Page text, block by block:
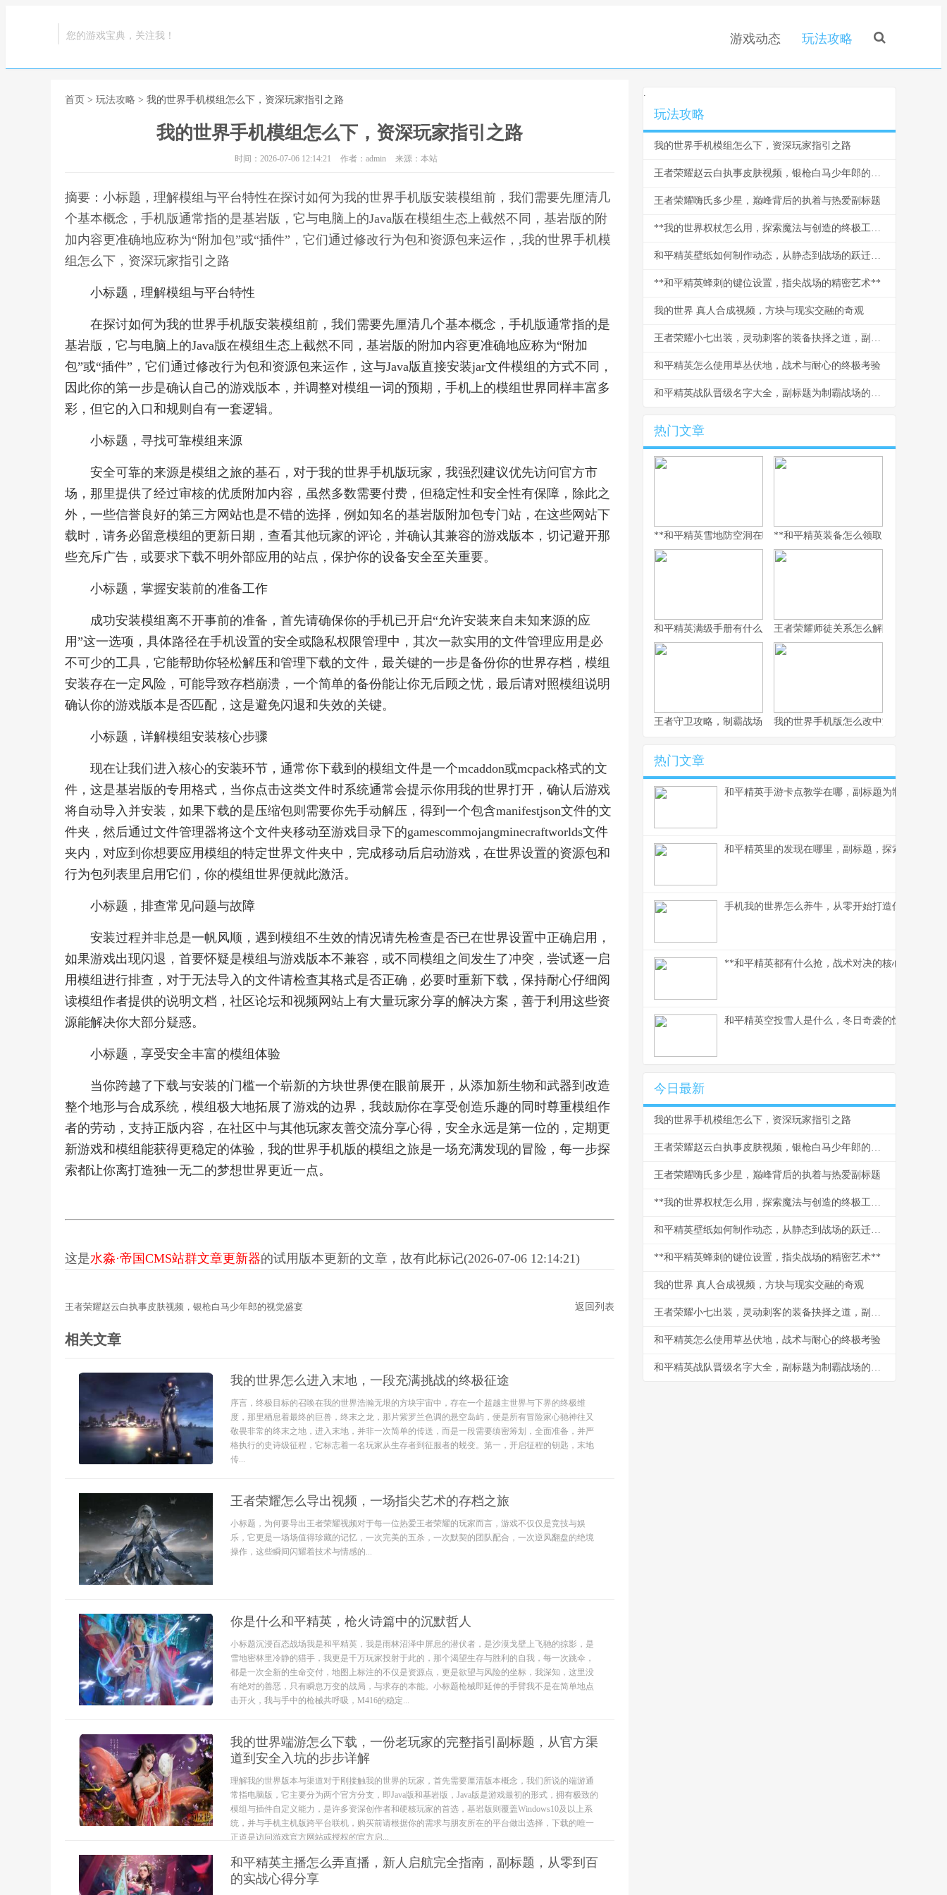
您的游戏宝典，关注我！ 游戏动态 玩法攻略
首页 > 玩法攻略 > 我的世界手机模组怎么下，资深玩家指引之路
我的世界手机模组怎么下，资深玩家指引之路
时间：2026-07-06 12:14:21 作者：admin 来源：本站
摘要：小标题，理解模组与平台特性在探讨如何为我的世界手机版安装模组前，我们需要先厘清几
个基本概念，手机版通常指的是基岩版，它与电脑上的Java版在模组生态上截然不同，基岩版的附
加内容更准确地应称为“附加包”或“插件”，它们通过修改行为包和资源包来运作，,我的世界手机模
组怎么下，资深玩家指引之路
小标题，理解模组与平台特性
在探讨如何为我的世界手机版安装模组前，我们需要先厘清几个基本概念，手机版通常指的是
基岩版，它与电脑上的Java版在模组生态上截然不同，基岩版的附加内容更准确地应称为“附加
包”或“插件”，它们通过修改行为包和资源包来运作，这与Java版直接安装jar文件模组的方式不同，
因此你的第一步是确认自己的游戏版本，并调整对模组一词的预期，手机上的模组世界同样丰富多
彩，但它的入口和规则自有一套逻辑。
小标题，寻找可靠模组来源
安全可靠的来源是模组之旅的基石，对于我的世界手机版玩家，我强烈建议优先访问官方市
场，那里提供了经过审核的优质附加内容，虽然多数需要付费，但稳定性和安全性有保障，除此之
外，一些信誉良好的第三方网站也是不错的选择，例如知名的基岩版附加包专门站，在这些网站下
载时，请务必留意模组的更新日期，查看其他玩家的评论，并确认其兼容的游戏版本，切记避开那
些充斥广告，或要求下载不明外部应用的站点，保护你的设备安全至关重要。
小标题，掌握安装前的准备工作
成功安装模组离不开事前的准备，首先请确保你的手机已开启“允许安装来自未知来源的应
用”这一选项，具体路径在手机设置的安全或隐私权限管理中，其次一款实用的文件管理应用是必
不可少的工具，它能帮助你轻松解压和管理下载的文件，最关键的一步是备份你的世界存档，模组
安装存在一定风险，可能导致存档崩溃，一个简单的备份能让你无后顾之忧，最后请对照模组说明
确认你的游戏版本是否匹配，这是避免闪退和失效的关键。
小标题，详解模组安装核心步骤
现在让我们进入核心的安装环节，通常你下载到的模组文件是一个mcaddon或mcpack格式的文
件，这是基岩版的专用格式，当你点击这类文件时系统通常会提示你用我的世界打开，确认后游戏
将自动导入并安装，如果下载的是压缩包则需要你先手动解压，得到一个包含manifestjson文件的文
件夹，然后通过文件管理器将这个文件夹移动至游戏目录下的gamescommojangminecraftworlds文件
夹内，对应到你想要应用模组的特定世界文件夹中，完成移动后启动游戏，在世界设置的资源包和
行为包列表里启用它们，你的模组世界便就此激活。
小标题，排查常见问题与故障
安装过程并非总是一帆风顺，遇到模组不生效的情况请先检查是否已在世界设置中正确启用，
如果游戏出现闪退，首要怀疑是模组与游戏版本不兼容，或不同模组之间发生了冲突，尝试逐一启
用模组进行排查，对于无法导入的文件请检查其格式是否正确，必要时重新下载，保持耐心仔细阅
读模组作者提供的说明文档，社区论坛和视频网站上有大量玩家分享的解决方案，善于利用这些资
源能解决你大部分疑惑。
小标题，享受安全丰富的模组体验
当你跨越了下载与安装的门槛一个崭新的方块世界便在眼前展开，从添加新生物和武器到改造
整个地形与合成系统，模组极大地拓展了游戏的边界，我鼓励你在享受创造乐趣的同时尊重模组作
者的劳动，支持正版内容，在社区中与其他玩家友善交流分享心得，安全永远是第一位的，定期更
新游戏和模组能获得更稳定的体验，我的世界手机版的模组之旅是一场充满发现的冒险，每一步探
索都让你离打造独一无二的梦想世界更近一点。
这是水淼·帝国CMS站群文章更新器的试用版本更新的文章，故有此标记(2026-07-06 12:14:21)
王者荣耀赵云白执事皮肤视频，银枪白马少年郎的视觉盛宴 返回列表
相关文章
我的世界怎么进入末地，一段充满挑战的终极征途
序言，终极目标的召唤在我的世界浩瀚无垠的方块宇宙中，存在一个超越主世界与下界的终极维
度，那里栖息着最终的巨兽，终末之龙，那片紫罗兰色调的悬空岛屿，便是所有冒险家心驰神往又
敬畏非常的终末之地，进入末地，并非一次简单的传送，而是一段需要缜密筹划，全面准备，并严
格执行的史诗级征程，它标志着一名玩家从生存者到征服者的蜕变。第一，开启征程的钥匙，末地
传...
王者荣耀怎么导出视频，一场指尖艺术的存档之旅
小标题，为何要导出王者荣耀视频对于每一位热爱王者荣耀的玩家而言，游戏不仅仅是竞技与娱
乐，它更是一场场值得珍藏的记忆，一次完美的五杀，一次默契的团队配合，一次逆风翻盘的绝境
操作，这些瞬间闪耀着技术与情感的...
你是什么和平精英，枪火诗篇中的沉默哲人
小标题沉浸百态战场我是和平精英，我是雨林沼泽中屏息的潜伏者，是沙漠戈壁上飞驰的掠影，是
雪地密林里冷静的猎手，我更是千万玩家投射于此的，那个渴望生存与胜利的自我，每一次跳伞，
都是一次全新的生命交付，地图上标注的不仅是资源点，更是欲望与风险的坐标，我深知，这里没
有绝对的善恶，只有瞬息万变的战局，与求存的本能。小标题枪械即延伸的手臂我不是在简单地点
击开火，我与手中的枪械共呼吸，M416的稳定...
我的世界端游怎么下载，一份老玩家的完整指引副标题，从官方渠
道到安全入坑的步步详解
理解我的世界版本与渠道对于刚接触我的世界的玩家，首先需要厘清版本概念，我们所说的端游通
常指电脑版，它主要分为两个官方分支，即Java版和基岩版，Java版是游戏最初的形式，拥有极致的
模组与插件自定义能力，是许多资深创作者和硬核玩家的首选，基岩版则覆盖Windows10及以上系
统，并与手机主机版跨平台联机，购买前请根据你的需求与朋友所在的平台做出选择，下载的唯一
正道是访问游戏官方网站或授权的官方启...
和平精英主播怎么弄直播，新人启航完全指南，副标题，从零到百
的实战心得分享
.
玩法攻略
我的世界手机模组怎么下，资深玩家指引之路
王者荣耀赵云白执事皮肤视频，银枪白马少年郎的视觉盛宴
王者荣耀嗨氏多少星，巅峰背后的执着与热爱副标题
**我的世界权杖怎么用，探索魔法与创造的终极工具**
和平精英壁纸如何制作动态，从静态到战场的跃迁副标题
**和平精英蜂刺的键位设置，指尖战场的精密艺术**
我的世界 真人合成视频，方块与现实交融的奇观
王者荣耀小七出装，灵动刺客的装备抉择之道，副标题，穿透与爆发的艺术
和平精英怎么使用草丛伏地，战术与耐心的终极考验
和平精英战队晋级名字大全，副标题为制霸战场的第一步
热门文章
**和平精英雪地防空洞在哪里，副标题，冰封秘境与战术宝库探寻
**和平精英装备怎么领取，资深玩家
和平精英满级手册有什么用，解锁巅峰体验的多维钥匙
王者荣耀师徒关系怎么解除，游戏情谊
王者守卫攻略，制霸战场的不败法则，副标题，资深玩家的战术精
我的世界手机版怎么改中文，一份玩家
热门文章
和平精英手游卡点教学在哪，副标题为制胜关键点
和平精英里的发现在哪里，副标题，探索游戏世界
手机我的世界怎么养牛，从零开始打造你的牧场帝
**和平精英都有什么抢，战术对决的核心武器库**
和平精英空投雪人是什么，冬日奇袭的惊喜彩蛋
今日最新
我的世界手机模组怎么下，资深玩家指引之路
王者荣耀赵云白执事皮肤视频，银枪白马少年郎的视觉盛宴
王者荣耀嗨氏多少星，巅峰背后的执着与热爱副标题
**我的世界权杖怎么用，探索魔法与创造的终极工具**
和平精英壁纸如何制作动态，从静态到战场的跃迁副标题
**和平精英蜂刺的键位设置，指尖战场的精密艺术**
我的世界 真人合成视频，方块与现实交融的奇观
王者荣耀小七出装，灵动刺客的装备抉择之道，副标题，穿透与爆发的艺术
和平精英怎么使用草丛伏地，战术与耐心的终极考验
和平精英战队晋级名字大全，副标题为制霸战场的第一步